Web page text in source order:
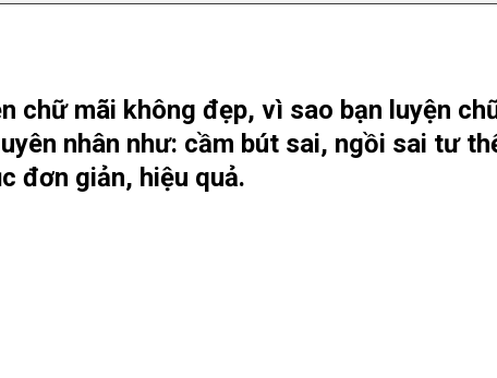
chữ mãi không đẹp, vì sao bạn luyện
nhân như: cầm bút sai, ngồi sai tư
đơn giản, hiệu quả.